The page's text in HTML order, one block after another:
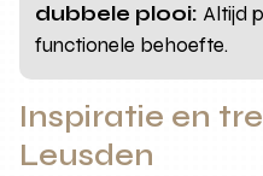
dubbele plooi: Altijd
functionele behoefte.
Inspiratie en
Leusden